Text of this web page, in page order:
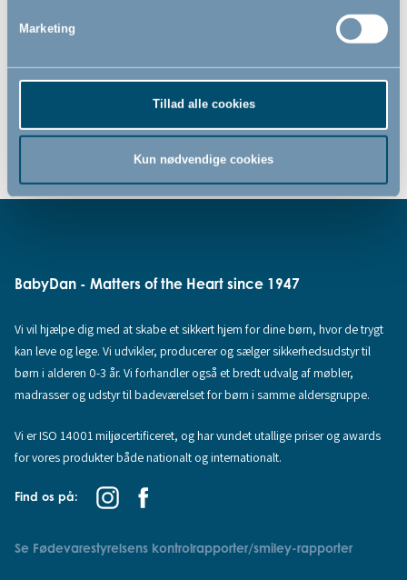
Marketing
Tillad alle cookies
Kun nødvendige cookies
BabyDan - Matters of the Heart since 1947
Vi vil hjælpe dig med at skabe et sikkert hjem for dine børn, hvor de trygt
kan leve og lege. Vi udvikler, producerer og sælger sikkerhedsudstyr til
børn i alderen 0-3 år. Vi forhandler også et bredt udvalg af møbler,
madrasser og udstyr til badeværelset for børn i samme aldersgruppe.
Vi er ISO 14001 miljøcertificeret, og har vundet utallige priser og awards
for vores produkter både nationalt og internationalt.
Find os på:
Se Fødevarestyrelsens kontrolrapporter/smiley-rapporter